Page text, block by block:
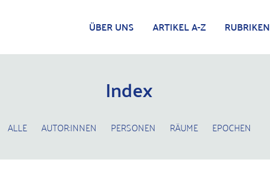
ÜBER UNS ARTIKEL A-Z RUBRIKEN
Index
ALLE AUTOR:INNEN PERSONEN RÄUME EPOCHEN